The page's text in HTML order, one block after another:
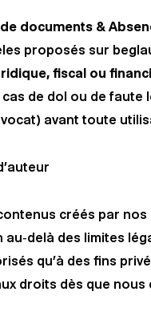
documents &
proposés sur
fiscal ou
cas de dol ou de
avant toute
créés par
au‑delà des limites
qu’à des fins
droits dès que nous